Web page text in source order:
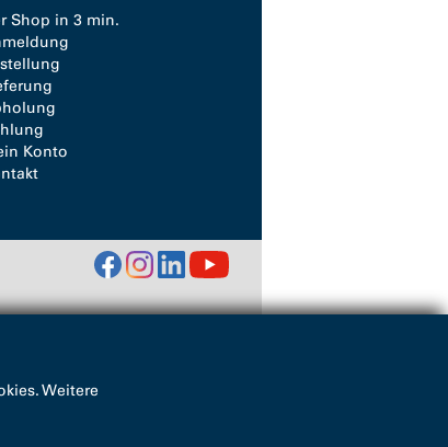
Shop in 3 min.
Konto
Weitere